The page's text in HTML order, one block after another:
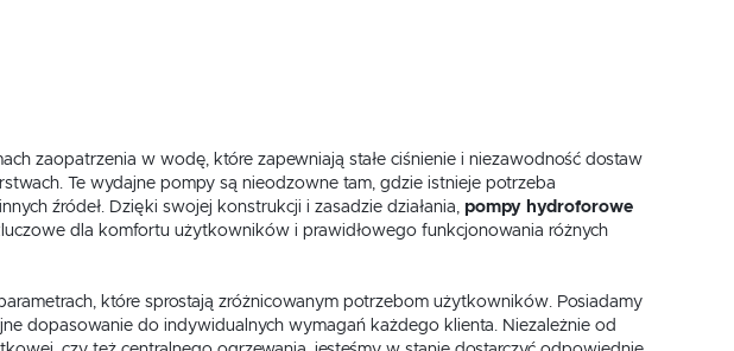
62-030 Luboń
FORMULARZ KONTAKTOWY
brak konieczności wprowadzania swoich danych przy kolejnych zakupach
możliwość otrzymania rabatów i kuponów promocyjnych
Zbiorniki hydroforowe Pompy wodne Akcesoria gazowe
zaopatrzenia w wodę, które zapewniają stałe ciśnienie i niezawodność dostaw
Te wydajne pompy są nieodzowne tam, gdzie istnieje potrzeba
źródeł. Dzięki swojej konstrukcji i zasadzie działania,pompy hydroforowe
dla komfortu użytkowników i prawidłowego funkcjonowania różnych
które sprostają zróżnicowanym potrzebom użytkowników. Posiadamy
dopasowanie do indywidualnych wymagań każdego klienta. Niezależnie od